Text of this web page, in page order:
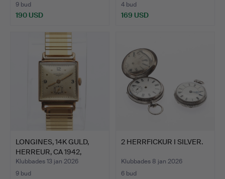
9 bud
190 USD
4 bud
169 USD
LONGINES, 14K GULD,
HERREUR, CA 1942,
URVE…
Klubbades 13 jan 2026
9 bud
2 HERRFICKUR I SILVER.
Klubbades 8 jan 2026
6 bud